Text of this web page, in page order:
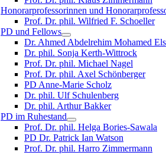
Honorarprofessorinnen und
Prof. Dr. phil. Wilfried F. Schoeller
PD und Fellows
Dr. Ahmed Abdelrehim Mohamed
Dr. phil. Sonja Kerth-Wittrock
Prof. Dr. phil. Michael Nagel
Prof. Dr. phil. Axel Schönberger
PD Anne-Marie Scholz
Dr. phil. Ulf Schulenberg
Dr. phil. Arthur Bakker
PD im Ruhestand
Prof. Dr. phil. Helga Bories-Sawala
PD Dr. Patrick Ian Watson
Prof. Dr. phil. Harro Zimmermann